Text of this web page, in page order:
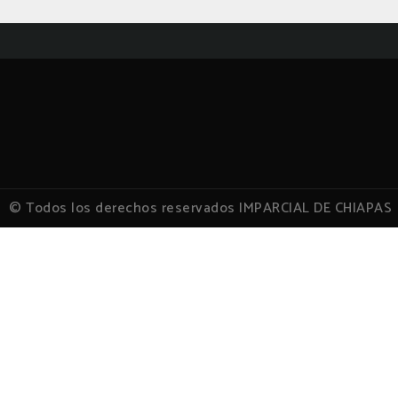
© Todos los derechos reservados IMPARCIAL DE CHIAPAS